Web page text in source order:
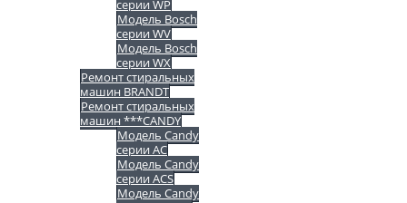
серии WP
Модель Bosch
серии WV
Модель Bosch
серии WX
Ремонт стиральных
машин BRANDT
Ремонт стиральных
машин ***CANDY
Модель Candy
серии AC
Модель Candy
серии ACS
Модель Candy